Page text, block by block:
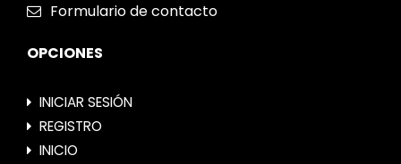
Formulariode contacto
OPCIONES
INICIAR SESIÓN
REGISTRO
INICIO